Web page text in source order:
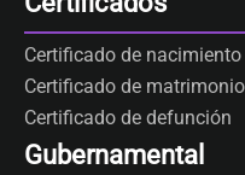
Certificado de nacimiento
Certificado de matrimonio
Certificado de defunción
Gubernamental